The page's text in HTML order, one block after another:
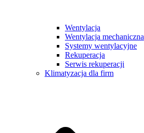
Wentylacja
Wentylacja mechaniczna
Systemy wentylacyjne
Rekuperacja
Serwis rekuperacji
Klimatyzacja dla firm